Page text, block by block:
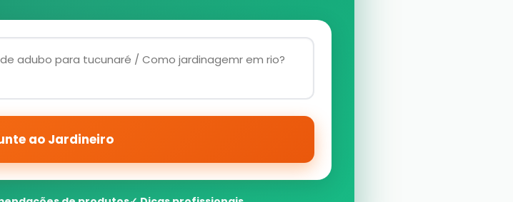
ao Jardineiro